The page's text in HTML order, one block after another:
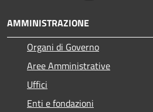
AMMINISTRAZIONE
Organi di Governo
Aree Amministrative
Uffici
Enti e fondazioni